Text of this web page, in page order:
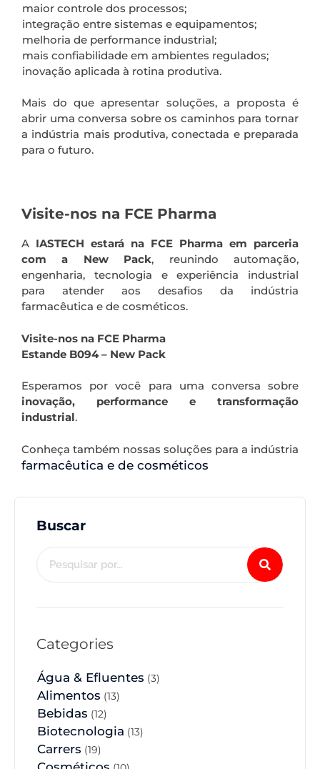
maior controle dos processos;
integração entre sistemas e equipamentos;
melhoria de performance industrial;
mais confiabilidade em ambientes regulados;
inovação aplicada à rotina produtiva.
Mais do que apresentar soluções, a proposta é
abrir uma conversa sobre os caminhos para tornar
a indústria mais produtiva, conectada e preparada
para o futuro.
Visite-nos na FCE Pharma
A IASTECH estará na FCE Pharma em parceria
com a New Pack, reunindo automação,
engenharia, tecnologia e experiência industrial
para atender aos desafios da indústria
farmacêutica e de cosméticos.
Visite-nos na FCE Pharma
Estande B094 – New Pack
Esperamos por você para uma conversa sobre
inovação, performance e transformação
industrial.
Conheça também nossas soluções para a indústria
farmacêutica e de cosméticos
Buscar
Categories
Água & Efluentes (3)
Alimentos (13)
Bebidas (12)
Biotecnologia (13)
Carrers (19)